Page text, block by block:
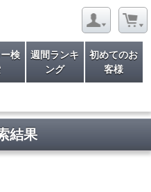
検
週間ランキ
ング
初めてのお
客様
結果